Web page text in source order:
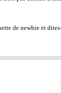
de newbie et